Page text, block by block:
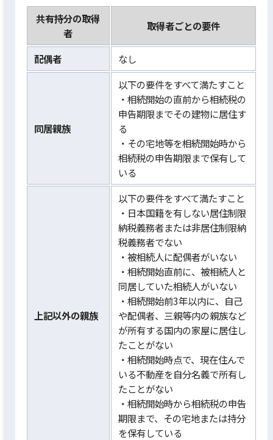
共有持分の取得
者
取得者ごとの要件
配偶者 なし
同居親族
以下の要件をすべて満たすこと
・相続開始の直前から相続税の
申告期限までその建物に居住す
る
・その宅地等を相続開始時から
相続税の申告期限まで保有して
いる
上記以外の親族
以下の要件をすべて満たすこと
・日本国籍を有しない居住制限
納税義務者または非居住制限納
税義務者でない
・被相続人に配偶者がいない
・相続開始直前に、被相続人と
同居していた相続人がいない
・相続開始前3年以内に、自己
や配偶者、三親等内の親族など
が所有する国内の家屋に居住し
たことがない
・相続開始時点で、現在住んで
いる不動産を自分名義で所有し
たことがない
・相続開始時から相続税の申告
期限まで、その宅地または持分
を保有している